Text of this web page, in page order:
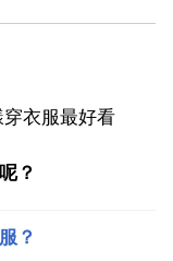
衣服最好看
？
？